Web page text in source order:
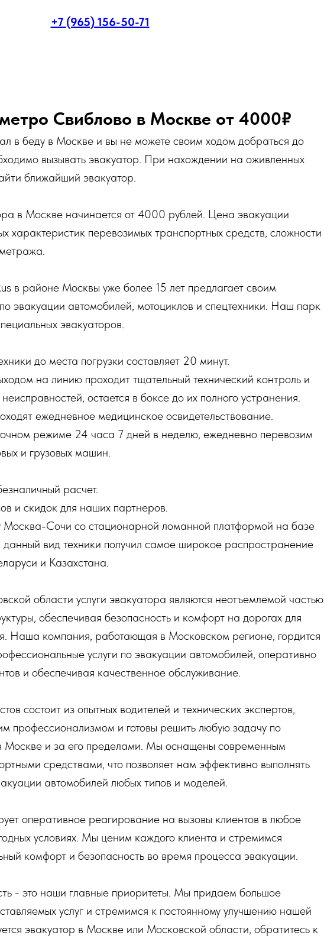
+7 (965) 156-50-71
Свиблово в Москве от 4000₽
в беду в Москве и вы не можете своим ходом добраться до
вызывать эвакуатор. При нахождении на оживленных
ближайший эвакуатор.
в Москве начинается от 4000 рублей. Цена эвакуации
характеристик перевозимых транспортных средств, сложности
в районе Москвы уже более 15 лет предлагает своим
эвакуации автомобилей, мотоциклов и спецтехники. Наш парк
эвакуаторов.
до места погрузки составляет 20 минут.
на линию проходит тщательный технический контроль и
остается в боксе до их полного устранения.
ежедневное медицинское освидетельствование.
режиме 24 часа 7 дней в неделю, ежедневно перевозим
и грузовых машин.
расчет.
и скидок для наших партнеров.
Сочи со стационарной ломанной платформой на базе
вид техники получил самое широкое распространение
и Казахстана.
области услуги эвакуатора являются неотъемлемой частью
обеспечивая безопасность и комфорт на дорогах для
Наша компания, работающая в Московском регионе, гордится
услуги по эвакуации автомобилей, оперативно
и обеспечивая качественное обслуживание.
состоит из опытных водителей и технических экспертов,
профессионализмом и готовы решить любую задачу по
Москве и за его пределами. Мы оснащены современным
средствами, что позволяет нам эффективно выполнять
автомобилей любых типов и моделей.
оперативное реагирование на вызовы клиентов в любое
условиях. Мы ценим каждого клиента и стремимся
комфорт и безопасность во время процесса эвакуации.
- это наши главные приоритеты. Мы придаем большое
услуг и стремимся к постоянному улучшению нашей
эвакуатор в Москве или Московской области, обратитесь к